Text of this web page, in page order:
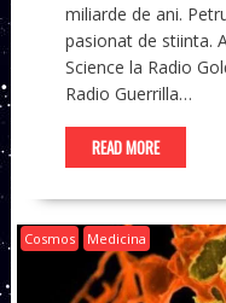
miliarde de ani.
pasionat de stiinta.
Science la Radio
Radio Guerrilla…
READ MORE
Cosmos Medicina